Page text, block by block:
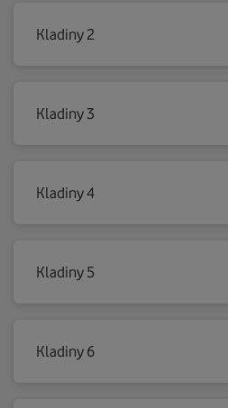
Kladiny 2
Kladiny 3
Kladiny 4
Kladiny 5
Kladiny 6